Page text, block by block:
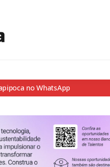
no WhatsApp